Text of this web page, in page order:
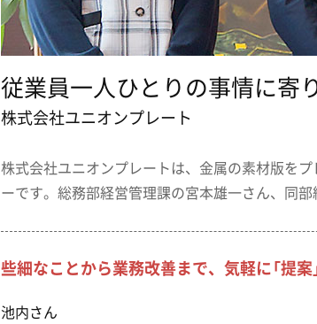
従業員一人ひとりの事情に寄
株式会社ユニオンプレート
株式会社ユニオンプレートは、金属の素材版を
ーです。総務部経営管理課の宮本雄一さん、同
些細なことから業務改善まで、気軽に「提案
池内さん